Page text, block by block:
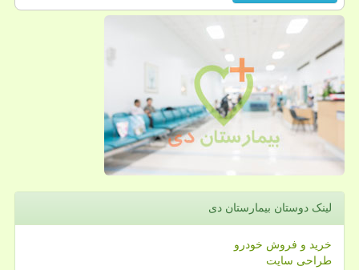
لینک دوستان بیمارستان دی
خرید و فروش خودرو
طراحی سایت